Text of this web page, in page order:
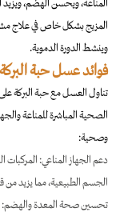
المزيج بشكل خاص في علاج
وينشط الدورة الدموية.
فوائد عسل حبة
تناول العسل مع حبة البركة
الصحية المباشرة للمناعة
وصحية:
دعم الجهاز المناعي:
الجسم الطبيعية، مما يزيد من
تحسين صحة المعدة والهضم: